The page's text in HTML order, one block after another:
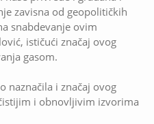
zavisna od geopolitičkih
snabdevanje ovim
ističući značaj ovog
gasom.
naznačila i značaj ovog
i obnovljivim izvorima